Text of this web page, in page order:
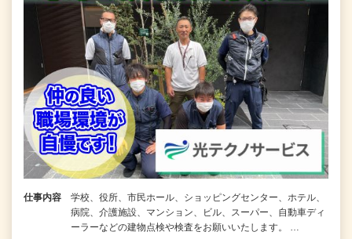
仕事内容
学校、役所、市民ホール、ショッピングセンター、ホテル、
病院、介護施設、マンション、ビル、スーパー、自動車ディ
ーラーなどの建物点検や検査をお願いいたします。 …